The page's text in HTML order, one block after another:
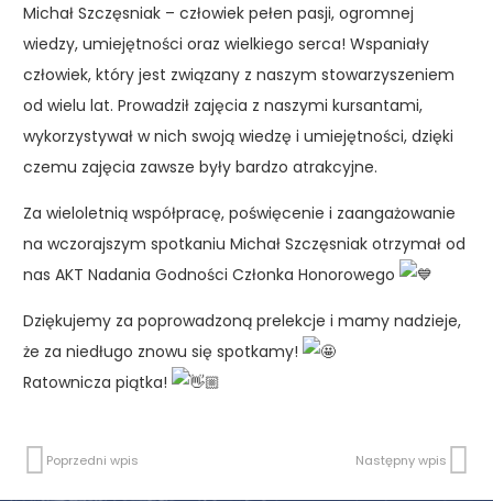
Michał Szczęsniak – człowiek pełen pasji, ogromnej
wiedzy, umiejętności oraz wielkiego serca! Wspaniały
człowiek, który jest związany z naszym stowarzyszeniem
od wielu lat. Prowadził zajęcia z naszymi kursantami,
wykorzystywał w nich swoją wiedzę i umiejętności, dzięki
czemu zajęcia zawsze były bardzo atrakcyjne.
Za wieloletnią współpracę, poświęcenie i zaangażowanie
na wczorajszym spotkaniu Michał Szczęsniak otrzymał od
nas AKT Nadania Godności Członka Honorowego
Dziękujemy za poprowadzoną prelekcje i mamy nadzieje,
że za niedługo znowu się spotkamy!
Ratownicza piątka!
Poprzedni wpis Następny wpis